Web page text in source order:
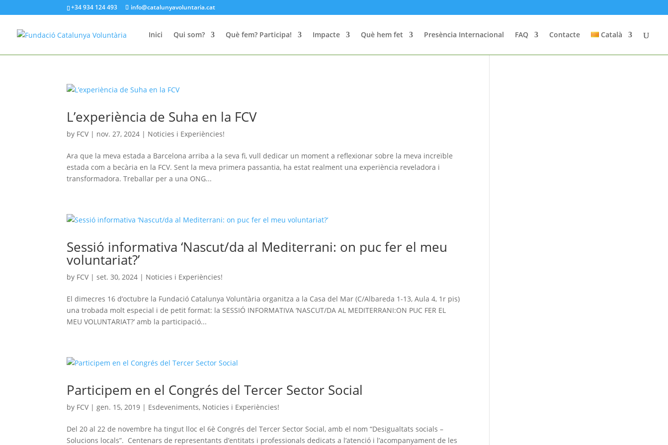
+34 934 124 493 info@catalunyavoluntaria.cat
Inici Qui som? Què fem? Participa! Impacte Què hem fet Presència Internacional FAQ Contacte Català
L’experiència de Suha en la FCV
by FCV | nov. 27, 2024 | Noticies i Experiències!
Ara que la meva estada a Barcelona arriba a la seva fi, vull dedicar un moment a reflexionar sobre la meva increïble
estada com a becària en la FCV. Sent la meva primera passantia, ha estat realment una experiència reveladora i
transformadora. Treballar per a una ONG...
Sessió informativa ‘Nascut/da al Mediterrani: on puc fer el meu
voluntariat?’
by FCV |set. 30, 2024 | Noticies i Experiències!
El dimecres 16 d’octubre la Fundació Catalunya Voluntària organitza a la Casa del Mar (C/Albareda 1-13, Aula 4, 1r pis)
una trobada molt especial i de petit format: la SESSIÓ INFORMATIVA ‘NASCUT/DA AL MEDITERRANI:ON PUC FER EL
MEU VOLUNTARIAT?’ amb la participació...
Participem en el Congrés del Tercer Sector Social
by FCV |gen. 15, 2019 | Esdeveniments, Noticies i Experiències!
Del 20 al 22 de novembre ha tingut lloc el 6è Congrés del Tercer Sector Social, amb el nom “Desigualtats socials –
Solucions locals”. Centenars de representants d’entitats i professionals dedicats a l’atenció i l’acompanyament de les